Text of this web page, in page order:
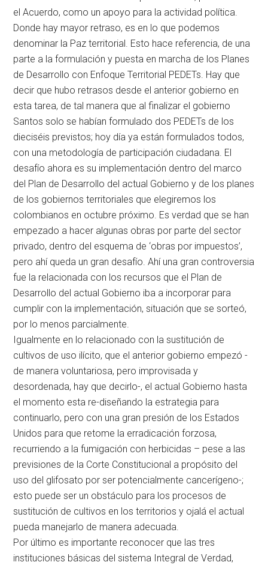
el Acuerdo, como un apoyo para la actividad política.
Donde hay mayor retraso, es en lo que podemos
denominar la Paz territorial. Esto hace referencia, de una
parte a la formulación y puesta en marcha de los Planes
de Desarrollo con Enfoque Territorial PEDETs. Hay que
decir que hubo retrasos desde el anterior gobierno en
esta tarea, de tal manera que al finalizar el gobierno
Santos solo se habían formulado dos PEDETs de los
dieciséis previstos; hoy día ya están formulados todos,
con una metodología de participación ciudadana. El
desafío ahora es su implementación dentro del marco
del Plan de Desarrollo del actual Gobierno y de los planes
de los gobiernos territoriales que elegiremos los
colombianos en octubre próximo. Es verdad que se han
empezado a hacer algunas obras por parte del sector
privado, dentro del esquema de ‘obras por impuestos’,
pero ahí queda un gran desafío. Ahí una gran controversia
fue la relacionada con los recursos que el Plan de
Desarrollo del actual Gobierno iba a incorporar para
cumplir con la implementación, situación que se sorteó,
por lo menos parcialmente.
Igualmente en lo relacionado con la sustitución de
cultivos de uso ilícito, que el anterior gobierno empezó -
de manera voluntariosa, pero improvisada y
desordenada, hay que decirlo-, el actual Gobierno hasta
el momento esta re-diseñando la estrategia para
continuarlo, pero con una gran presión de los Estados
Unidos para que retome la erradicación forzosa,
recurriendo a la fumigación con herbicidas – pese a las
previsiones de la Corte Constitucional a propósito del
uso del glifosato por ser potencialmente cancerígeno-;
esto puede ser un obstáculo para los procesos de
sustitución de cultivos en los territorios y ojalá el actual
pueda manejarlo de manera adecuada.
Por último es importante reconocer que las tres
instituciones básicas del sistema Integral de Verdad,